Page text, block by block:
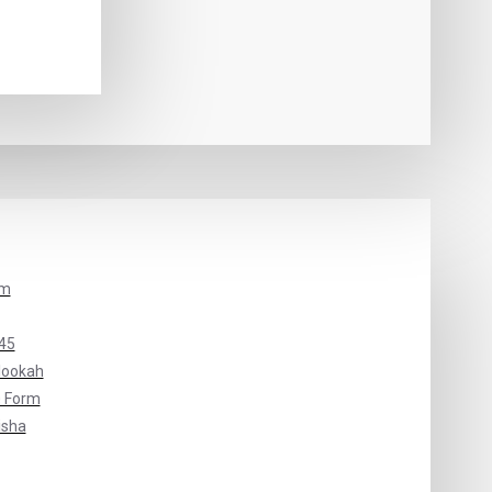
Form